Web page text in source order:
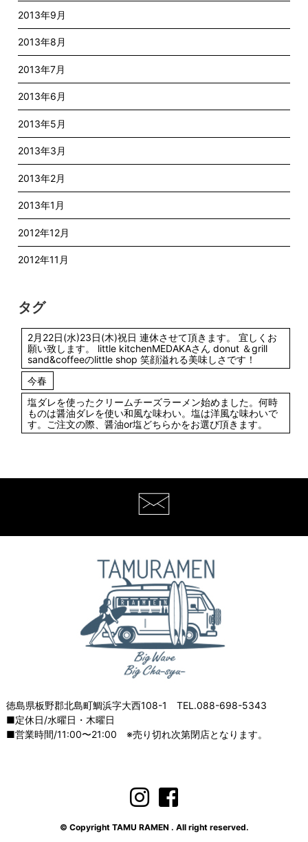
2013年9月
2013年8月
2013年7月
2013年6月
2013年5月
2013年3月
2013年2月
2013年1月
2012年12月
2012年11月
タグ
2月22日(水)23日(木)祝日 連休させて頂きます。 宜しくお
願い致します。 little kitchenMEDAKAさん donut ＆grill
sand&coffeeのlittle shop 笑顔溢れる美味しさです！
今春
塩ダレを使ったクリームチーズラーメン始めました。何時
ものは醤油ダレを使い和風な味わい。塩は洋風な味わいで
す。ご注文の際、醤油or塩どちらかをお選び頂きます。
徳島県板野郡北島町鯛浜字大西108-1 TEL.088-698-5343
■定休日/水曜日・木曜日
■営業時間/11:00〜21:00 ※売り切れ次第閉店となります。
© Copyright TAMU RAMEN . All right reserved.